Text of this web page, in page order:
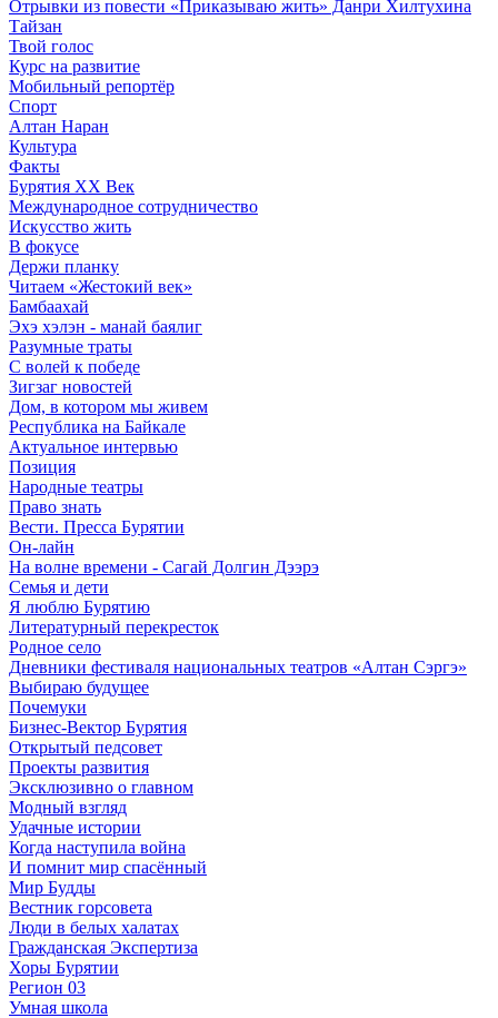
Отрывки из повести «Приказываю жить» Данри Хилтухина
Тайзан
Твой голос
Курс на развитие
Мобильный репортёр
Спорт
Алтан Наран
Культура
Факты
Бурятия XX Век
Международное сотрудничество
Искусство жить
В фокусе
Держи планку
Читаем «Жестокий век»
Бамбаахай
Эхэ хэлэн - манай баялиг
Разумные траты
С волей к победе
Зигзаг новостей
Дом, в котором мы живем
Республика на Байкале
Актуальное интервью
Позиция
Народные театры
Право знать
Вести. Пресса Бурятии
Он-лайн
На волне времени - Сагай Долгин Дээрэ
Семья и дети
Я люблю Бурятию
Литературный перекресток
Родное село
Дневники фестиваля национальных театров «Алтан Сэргэ»
Выбираю будущее
Почемуки
Бизнес-Вектор Бурятия
Открытый педсовет
Проекты развития
Эксклюзивно о главном
Модный взгляд
Удачные истории
Когда наступила война
И помнит мир спасённый
Мир Будды
Вестник горсовета
Люди в белых халатах
Гражданская Экспертиза
Хоры Бурятии
Регион 03
Умная школа